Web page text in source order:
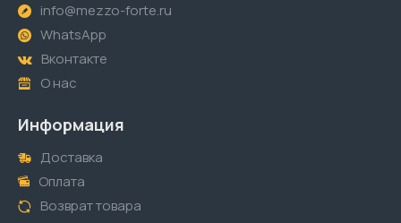
info@mezzo-forte.ru
WhatsApp
Вконтакте
О нас
Информация
Доставка
Оплата
Возврат товара